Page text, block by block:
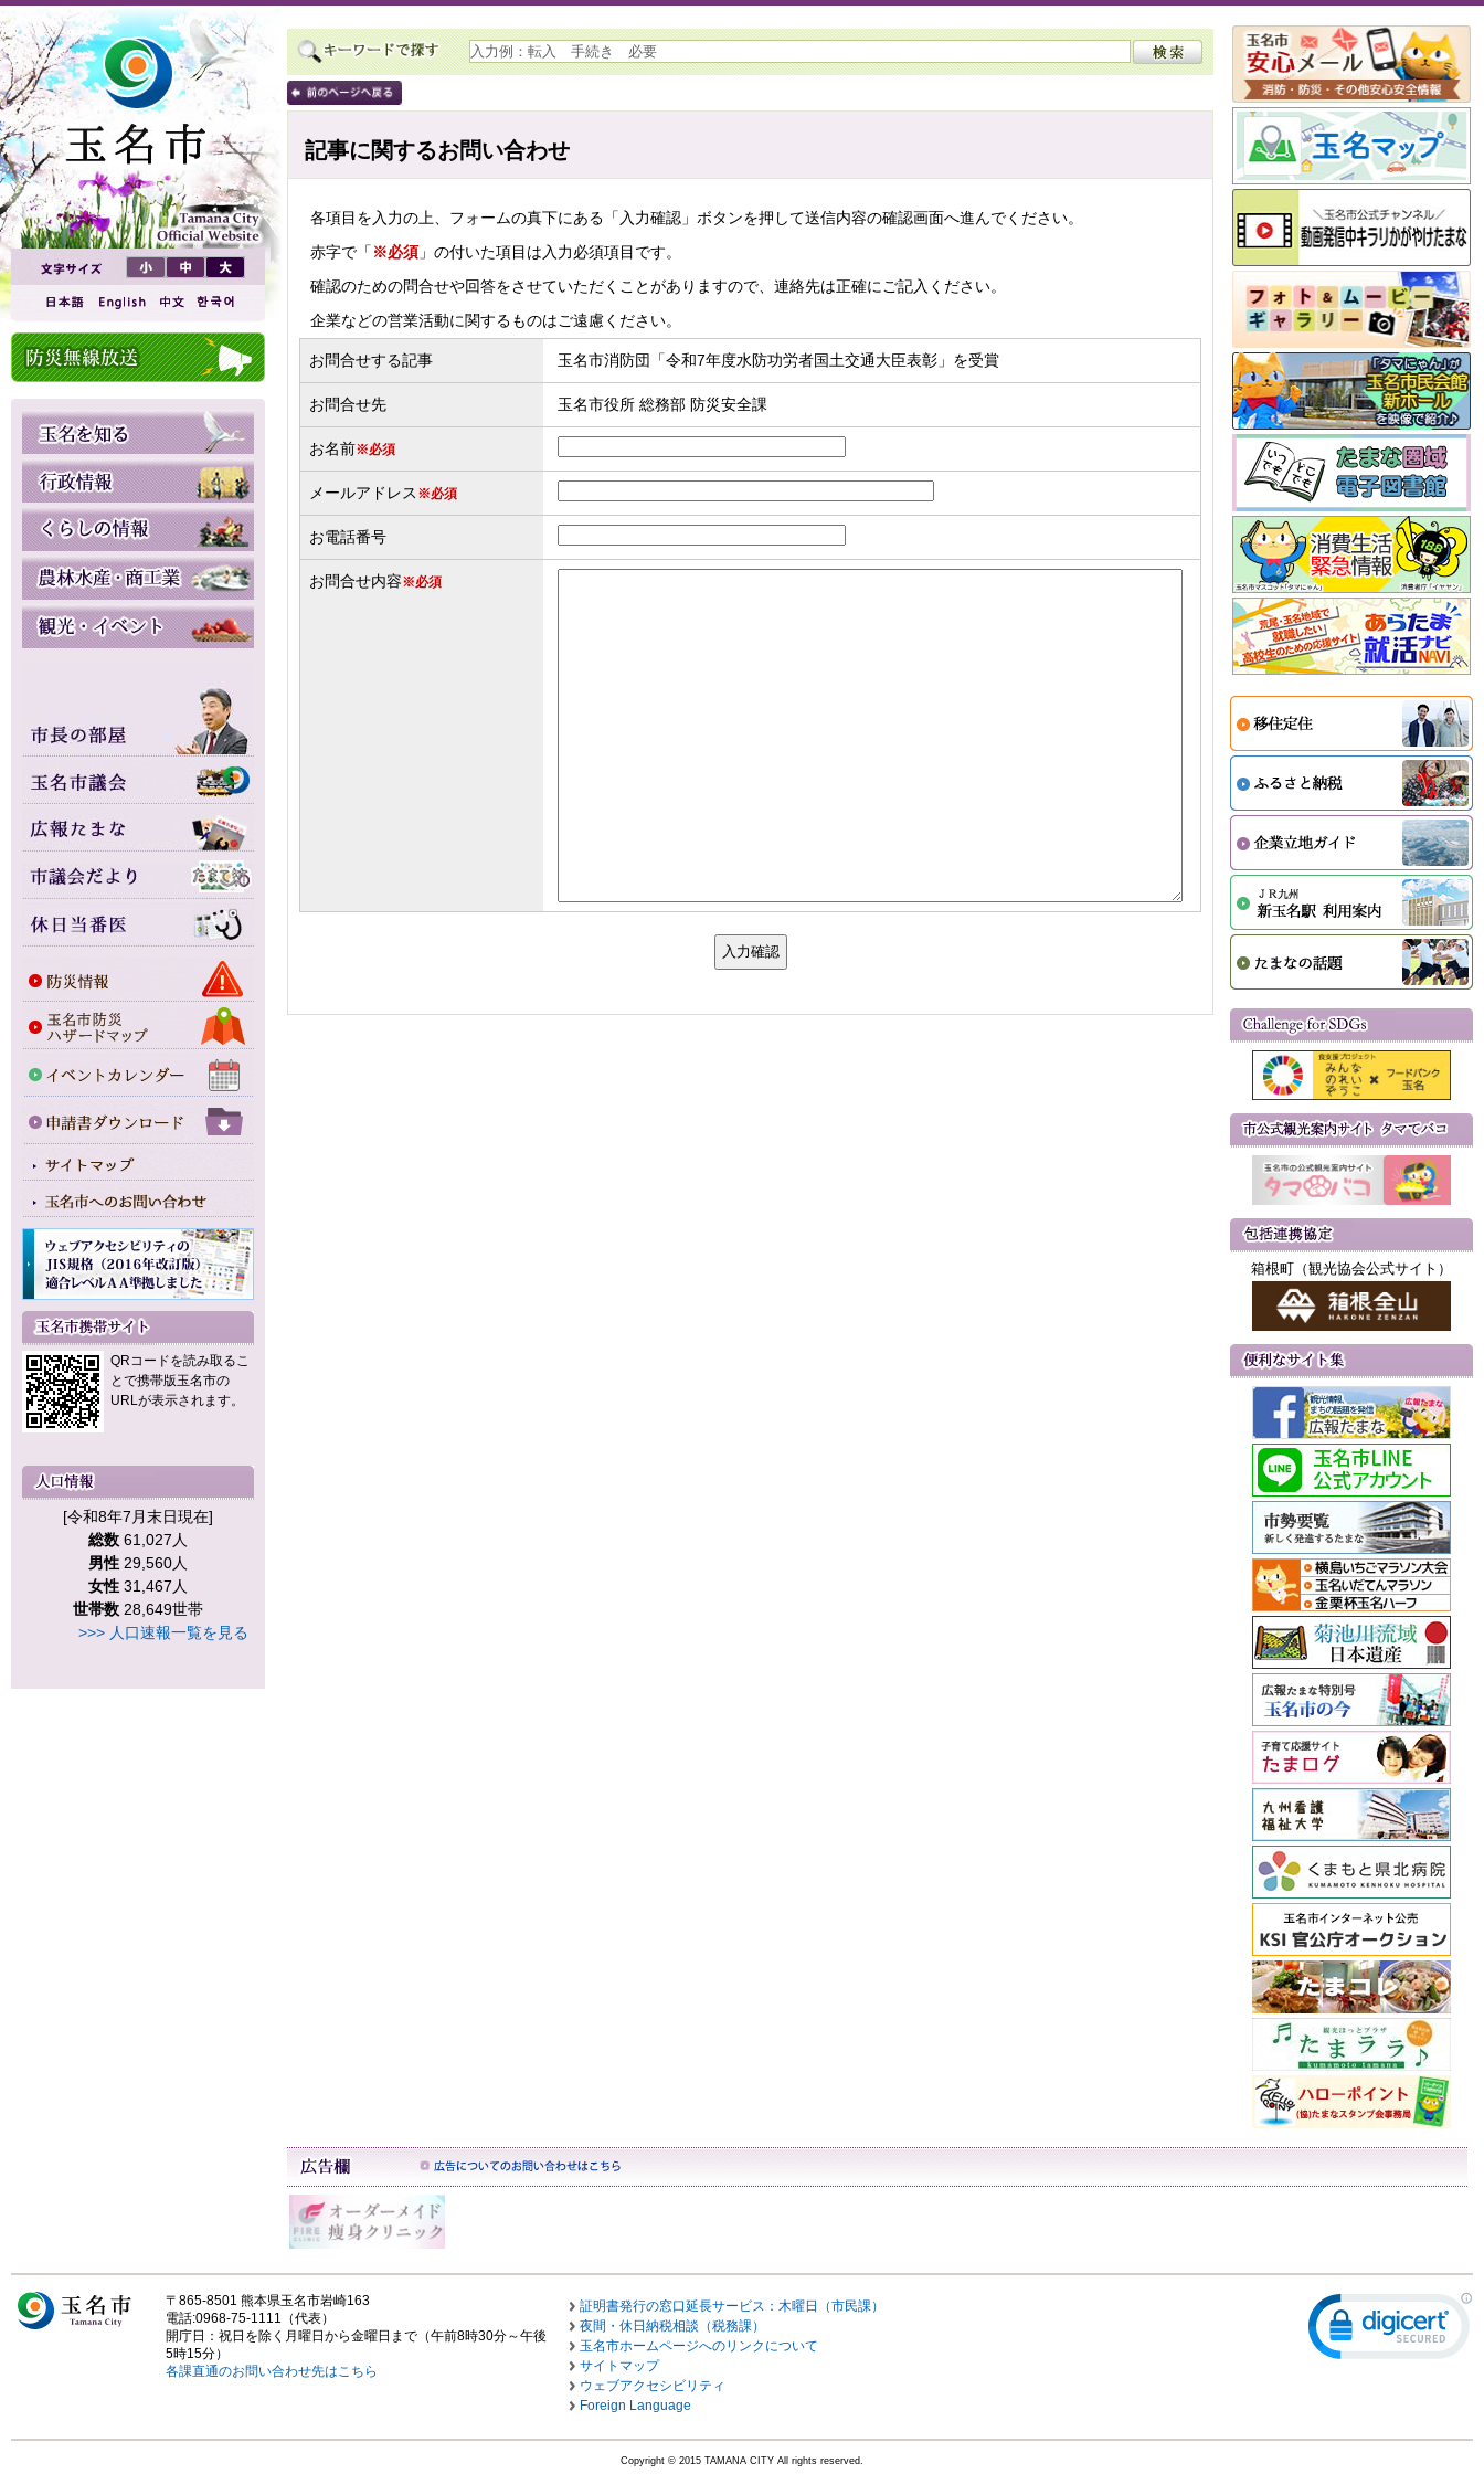
QRコードを読み取るこ
とで携帯版玉名市の
URLが表示されます。
[令和8年7月末日現在]
総数 61,027人
男性 29,560人
女性 31,467人
世帯数 28,649世帯
>>> 人口速報一覧を見る
記事に関するお問い合わせ
各項目を入力の上、フォームの真下にある「入力確認」ボタンを押して送信内容の確認画面へ進んでください。
赤字で「 ※必須 」の付いた項目は入力必須項目です。
確認のための問合せや回答をさせていただくことがありますので、連絡先は正確にご記入ください。
企業などの営業活動に関するものはご遠慮ください。
お問合せする記事 玉名市消防団「令和7年度水防功労者国土交通大臣表彰」を受賞
お問合せ先 玉名市役所 総務部 防災安全課
お名前※必須
メールアドレス ※必須
お電話番号
お問合せ内容※必須
箱根町（観光協会公式サイト）
〒865-8501 熊本県玉名市岩崎163
電話:0968-75-1111（代表）
開庁日：祝日を除く月曜日から金曜日まで（午前8時30分～午後
5時15分）
各課直通のお問い合わせ先はこちら
証明書発行の窓口延長サービス：木曜日（市民課）
夜間・休日納税相談（税務課）
玉名市ホームページへのリンクについて
サイトマップ
ウェブアクセシビリティ
Foreign Language
Copyright © 2015 TAMANA CITY All rights reserved.